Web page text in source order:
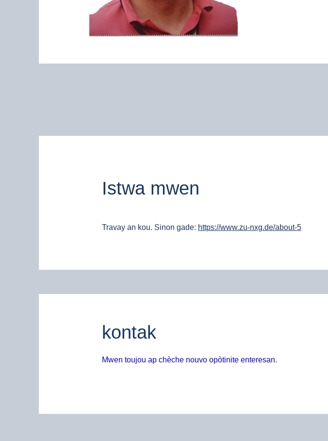
Istwa mwen
Travay an kou. Sinon gade: https://www.zu-nxg.de/about-5
kontak
Mwen toujou ap chèche nouvo opòtinite enteresan.